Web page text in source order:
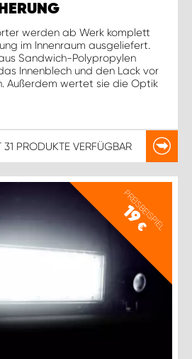
werden ab Werk komplett
im Innenraum ausgeliefert.
Sandwich-Polypropylen
Innenblech und den Lack vor
Außerdem wertet sie die Optik
31 PRODUKTE VERFÜGBAR
PREISBEISPIEL
19
€